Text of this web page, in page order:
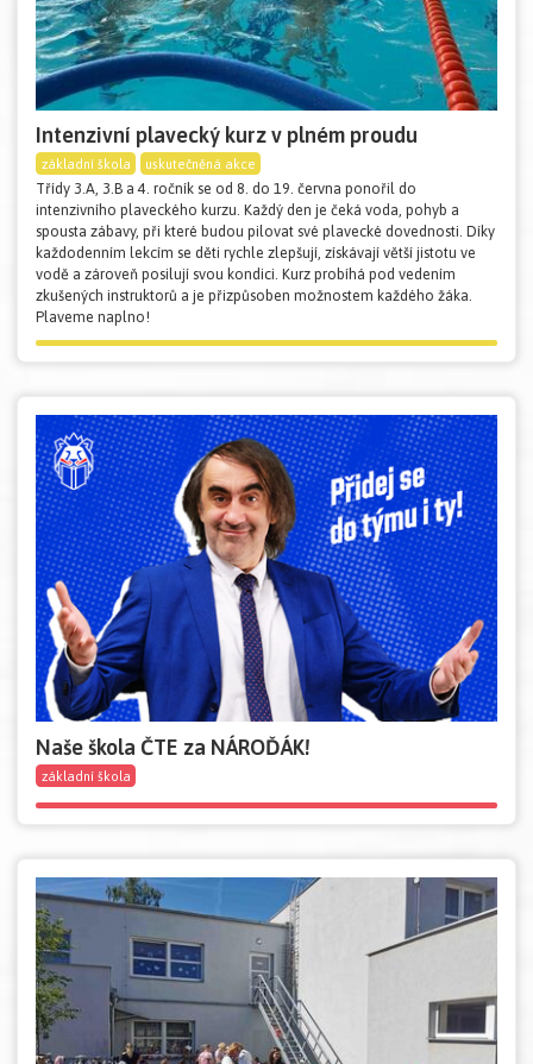
Intenzivní plavecký kurz v plném proudu
základní škola uskutečněná akce
Třídy 3.A, 3.B a 4. ročník se od 8. do 19. června ponořil do
intenzivního plaveckého kurzu. Každý den je čeká voda, pohyb a
spousta zábavy, při které budou pilovat své plavecké dovednosti. Díky
každodenním lekcím se děti rychle zlepšují, získávají větší jistotu ve
vodě a zároveň posilují svou kondici. Kurz probíhá pod vedením
zkušených instruktorů a je přizpůsoben možnostem každého žáka.
Plaveme naplno!
Naše škola ČTE za NÁROĎÁK!
základní škola